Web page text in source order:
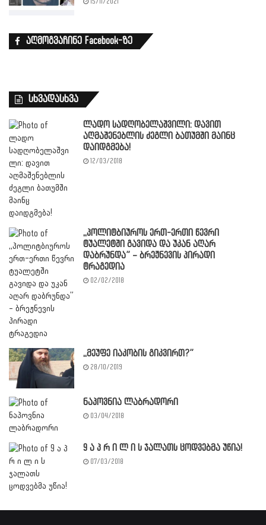
აღმოგვაჩინე Facebook-ზე
სხვადასხვა
ლადო სადღობელაშვილი: დავით
აღმაშენებლის ძეგლი ბათუმში მაინც
დაიდგმება!
12/03/2018
,,პოლიტბიუროს ერთ-ერთი წევრი
ტუალეტში გავიდა და უკან აღარ
დაბრუნდა” – ბრეჟნევის პირადი
ტრაგედია
02/02/2018
,,მეუფე იაკობის გიკვირთ?”
28/10/2019
ნაპოვნია ლაბრადორი
03/04/2018
9 ა პ რ ი ლ ი ს ჯალათს ცოდვებმა უწია!
07/03/2018